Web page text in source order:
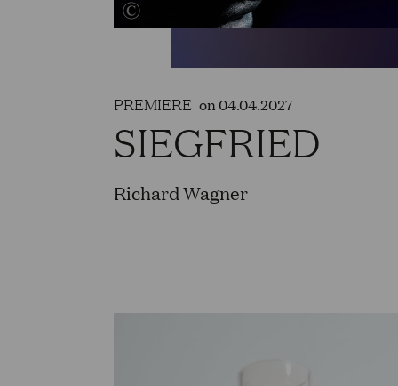
PREMIERE on 04.04.2027
SIEGFRIED
Richard Wagner